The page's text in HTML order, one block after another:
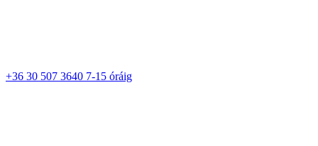
+36 30 507 3640 7-15 óráig